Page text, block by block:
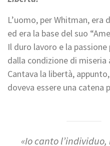
L’uomo, per Whitman,
ed era la base del suo
Il duro lavoro e la
dalla condizione di miseria
Cantava la libertà,
doveva essere una catena
«Io canto